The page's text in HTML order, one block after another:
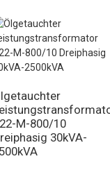
M-800/10
30kVA-